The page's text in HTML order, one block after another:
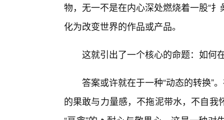
物，无一不是在内心深处燃烧着一股“
化为改变世界的作品或产品。
这就引出了一个核心的命题：如何
答案或许就在于一种“动态的转换”
的果敢与力量感，不拖泥带水，不自